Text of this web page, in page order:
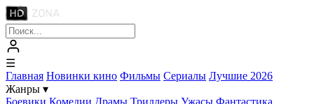
☰
Главная Новинки кино Фильмы Сериалы Лучшие 2026
Жанры ▾
Боевики Комедии Драмы Триллеры Ужасы Фантастика